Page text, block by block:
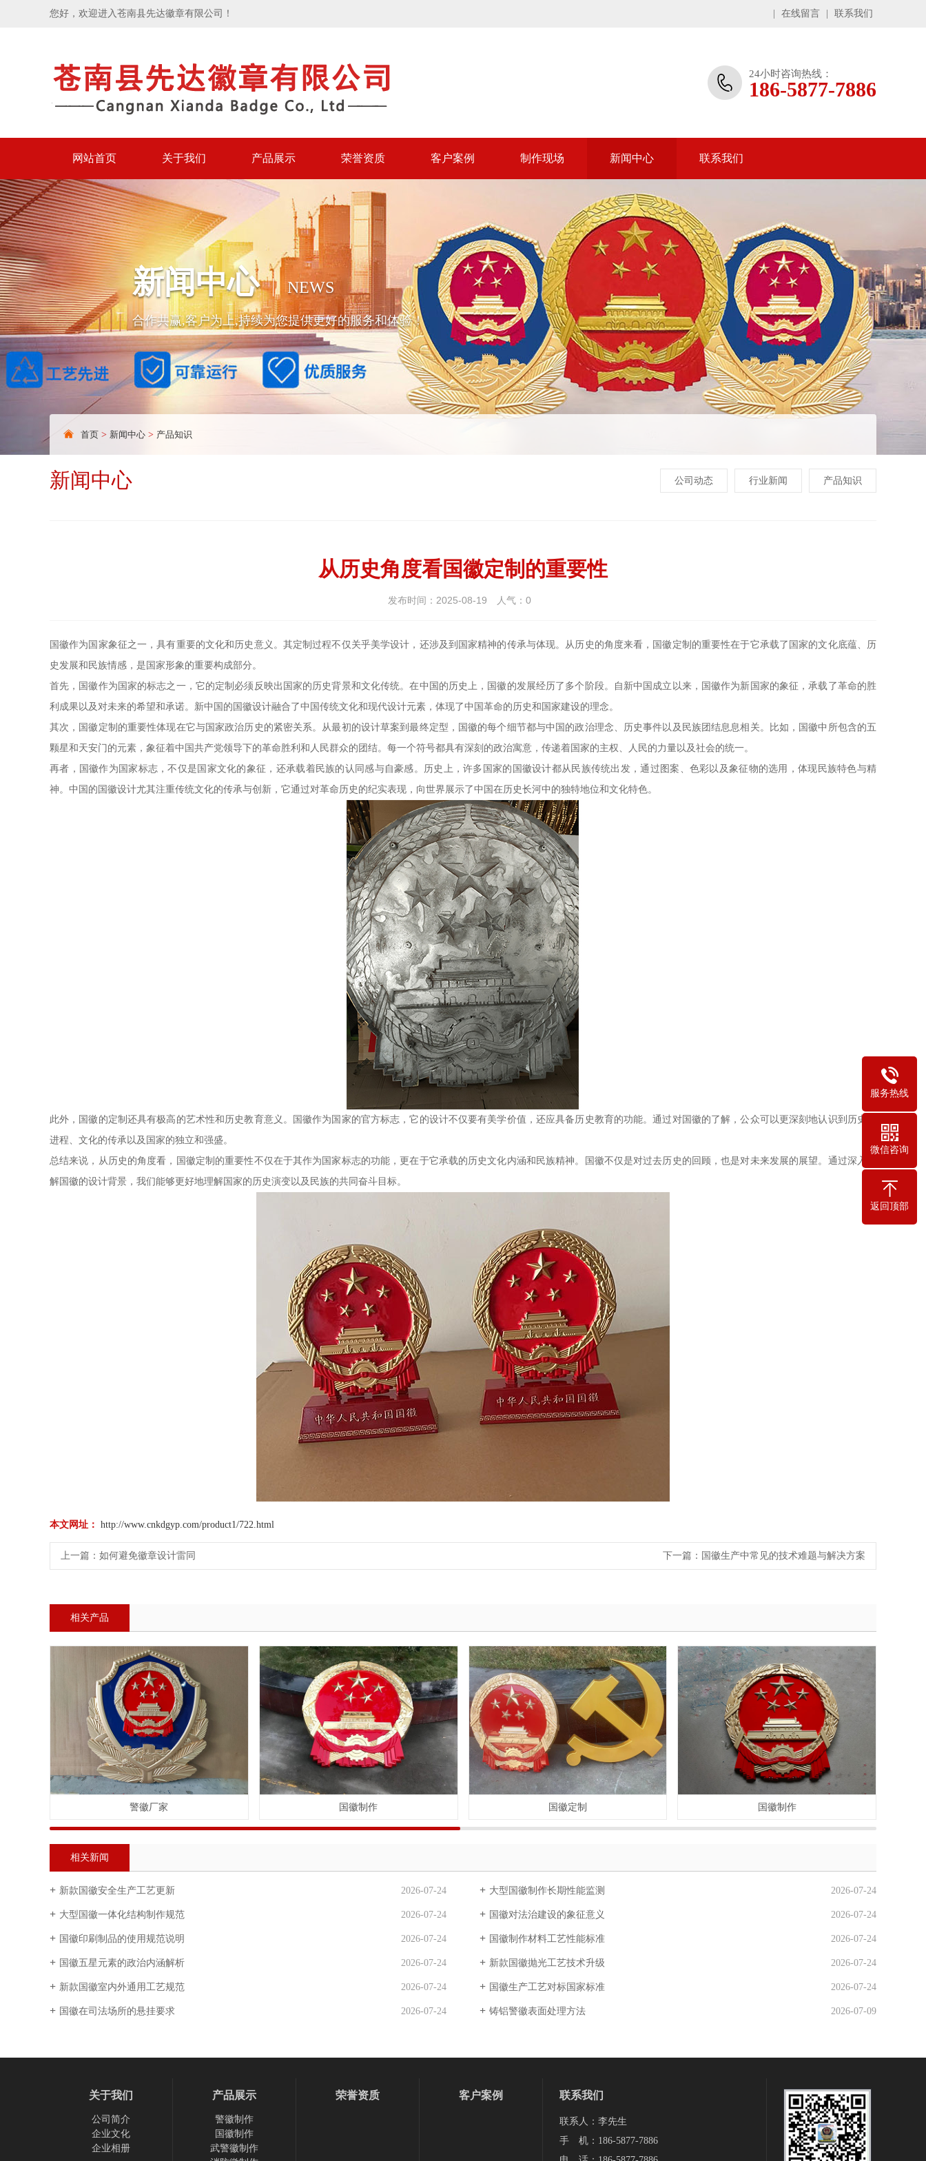
您好，欢迎进入苍南县先达徽章有限公司！ 在线留言 联系我们
24小时咨询热线：
186-5877-7886
网站首页 关于我们 产品展示 荣誉资质 客户案例 制作现场 新闻中心 联系我们
新闻中心 NEWS
合作共赢,客户为上,持续为您提供更好的服务和体验！
首页 > 新闻中心 > 产品知识
新闻中心 公司动态 行业新闻 产品知识
从历史角度看国徽定制的重要性
发布时间：2025-08-19 人气： 0
国徽作为国家象征之一，具有重要的文化和历史意义。其定制过程不仅关乎美学设计，还涉及到国家精神的传承与体现。从历史的角度来看，国徽定制的重要性在于它承载了国家的文化底蕴、历
史发展和民族情感，是国家形象的重要构成部分。
首先，国徽作为国家的标志之一，它的定制必须反映出国家的历史背景和文化传统。在中国的历史上，国徽的发展经历了多个阶段。自新中国成立以来，国徽作为新国家的象征，承载了革命的胜
利成果以及对未来的希望和承诺。新中国的国徽设计融合了中国传统文化和现代设计元素，体现了中国革命的历史和国家建设的理念。
其次，国徽定制的重要性体现在它与国家政治历史的紧密关系。从最初的设计草案到最终定型，国徽的每个细节都与中国的政治理念、历史事件以及民族团结息息相关。比如，国徽中所包含的五
颗星和天安门的元素，象征着中国共产党领导下的革命胜利和人民群众的团结。每一个符号都具有深刻的政治寓意，传递着国家的主权、人民的力量以及社会的统一。
再者，国徽作为国家标志，不仅是国家文化的象征，还承载着民族的认同感与自豪感。历史上，许多国家的国徽设计都从民族传统出发，通过图案、色彩以及象征物的选用，体现民族特色与精
神。中国的国徽设计尤其注重传统文化的传承与创新，它通过对革命历史的纪实表现，向世界展示了中国在历史长河中的独特地位和文化特色。
此外，国徽的定制还具有极高的艺术性和历史教育意义。国徽作为国家的官方标志，它的设计不仅要有美学价值，还应具备历史教育的功能。通过对国徽的了解，公众可以更深刻地认识到历史的
进程、文化的传承以及国家的独立和强盛。
总结来说，从历史的角度看，国徽定制的重要性不仅在于其作为国家标志的功能，更在于它承载的历史文化内涵和民族精神。国徽不仅是对过去历史的回顾，也是对未来发展的展望。通过深入了
解国徽的设计背景，我们能够更好地理解国家的历史演变以及民族的共同奋斗目标。
本文网址： http://www.cnkdgyp.com/product1/722.html
上一篇： 如何避免徽章设计雷同 下一篇： 国徽生产中常见的技术难题与解决方案
相关产品
警徽厂家 国徽制作 国徽定制 国徽制作
相关新闻
新款国徽安全生产工艺更新 2026-07-24 大型国徽制作长期性能监测 2026-07-24
大型国徽一体化结构制作规范 2026-07-24 国徽对法治建设的象征意义 2026-07-24
国徽印刷制品的使用规范说明 2026-07-24 国徽制作材料工艺性能标准 2026-07-24
国徽五星元素的政治内涵解析 2026-07-24 新款国徽抛光工艺技术升级 2026-07-24
新款国徽室内外通用工艺规范 2026-07-24 国徽生产工艺对标国家标准 2026-07-24
国徽在司法场所的悬挂要求 2026-07-24 铸铝警徽表面处理方法 2026-07-09
关于我们
公司简介
企业文化
企业相册
产品展示
警徽制作
国徽制作
武警徽制作
荣誉资质 客户案例 联系我们
联系人：李先生‬
手 机：186-5877-7886
服务热线
微信咨询
返回顶部